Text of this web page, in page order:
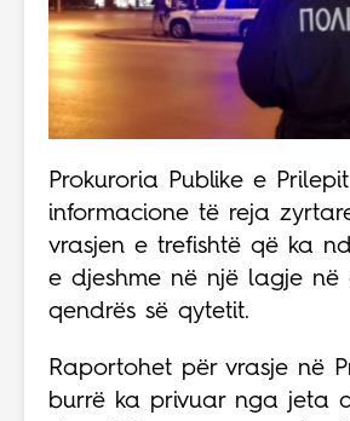
Prokuroria Publike e
informacione të reja
vrasjen e trefishtë që ka
e djeshme në një lagje në
qendrës së qytetit.
Raportohet për vrasje në
burrë ka privuar nga jeta